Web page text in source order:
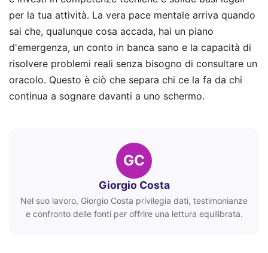
per la tua attività. La vera pace mentale arriva quando
sai che, qualunque cosa accada, hai un piano
d'emergenza, un conto in banca sano e la capacità di
risolvere problemi reali senza bisogno di consultare un
oracolo. Questo è ciò che separa chi ce la fa da chi
continua a sognare davanti a uno schermo.
GC
Giorgio Costa
Nel suo lavoro, Giorgio Costa privilegia dati, testimonianze
e confronto delle fonti per offrire una lettura equilibrata.